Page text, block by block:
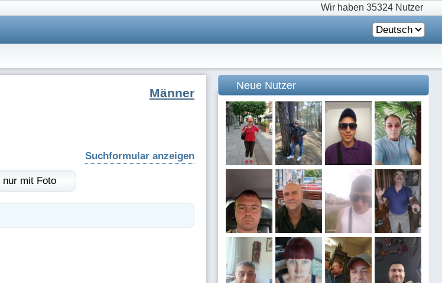
Wir haben 35324 Nutzer
Deutsch
Männer
Suchformular anzeigen
nur mit Foto
Neue Nutzer